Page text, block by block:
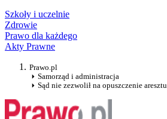
Szkoły i uczelnie
Zdrowie
Prawo dla każdego
Akty Prawne
Prawo.pl
Samorząd i administracja
Sąd nie zezwolił na opuszczenie